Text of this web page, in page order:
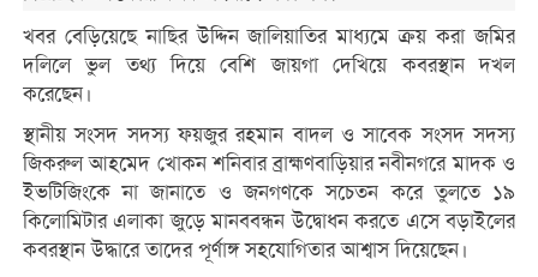
খবর বেড়িয়েছে নাছির উদ্দিন জালিয়াতির মাধ্যমে ক্রয় করা জমির
দলিলে ভুল তথ্য দিয়ে বেশি জায়গা দেখিয়ে কবরস্থান দখল
করেছেন।
স্থানীয় সংসদ সদস্য ফয়জুর রহমান বাদল ও সাবেক সংসদ সদস্য
জিকরুল আহমেদ খোকন শনিবার ব্রাহ্মণবাড়িয়ার নবীনগরে মাদক ও
ইভটিজিংকে না জানাতে ও জনগণকে সচেতন করে তুলতে ১৯
কিলোমিটার এলাকা জুড়ে মানববন্ধন উদ্বোধন করতে এসে বড়াইলের
কবরস্থান উদ্ধারে তাদের পূর্ণাঙ্গ সহযোগিতার আশ্বাস দিয়েছেন।